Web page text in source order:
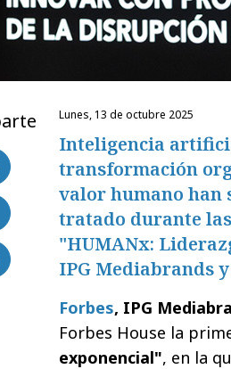
lunes, 13 de octubre 2025
Inteligencia
transformación
valor humano han
tratado durante
"HUMANx:
IPG Mediabrands
Forbes, IPG
Forbes House la
exponencial", en la